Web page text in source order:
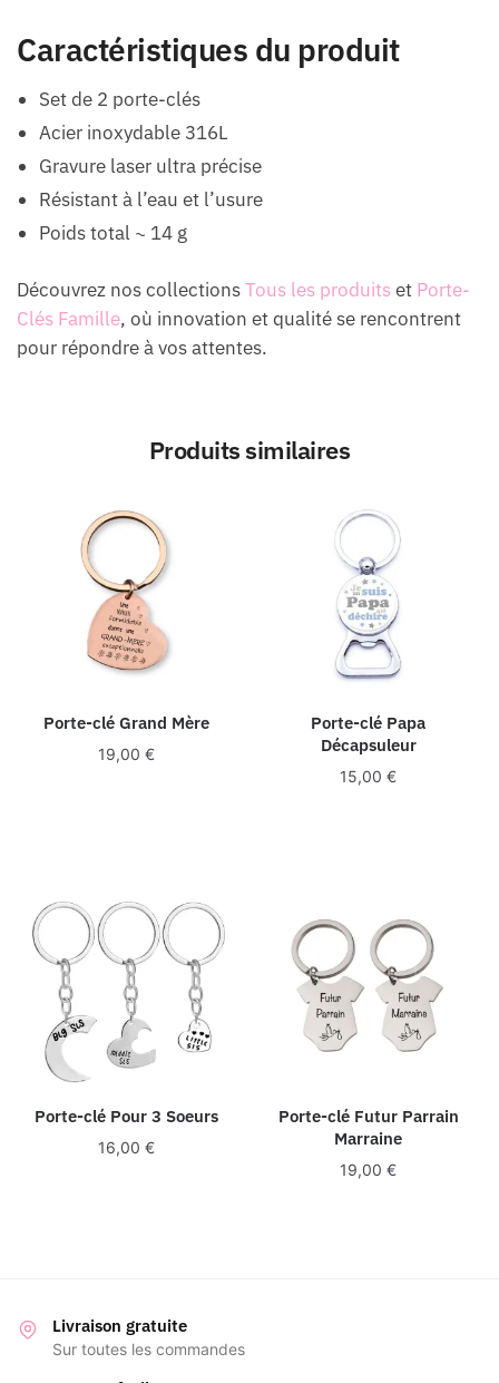
Caractéristiques du produit
Set de 2 porte-clés
Acier inoxydable 316L
Gravure laser ultra précise
Résistant à l’eau et l’usure
Poids total ~ 14 g
Découvrez nos collectionsTous les produitset Porte-
Clés Famille, où innovation et qualité se rencontrent
pour répondre à vos attentes.
Produits similaires
Porte-clé Grand Mère
19,00€
Porte-clé Papa
Décapsuleur
15,00€
Porte-clé Pour 3 Soeurs
16,00€
Porte-clé Futur Parrain
Marraine
19,00€
Livraison gratuite
Sur toutes les commandes